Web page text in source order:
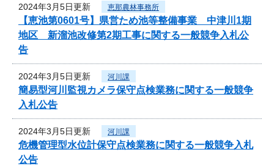
2024年3月5日更新 恵那農林事務所
【恵池第0601号】県営ため池等整備事業 中津川1期
地区 新溜池改修第2期工事に関する一般競争入札公
告
2024年3月5日更新 河川課
簡易型河川監視カメラ保守点検業務に関する一般競争
入札公告
2024年3月5日更新 河川課
危機管理型水位計保守点検業務に関する一般競争入札
公告